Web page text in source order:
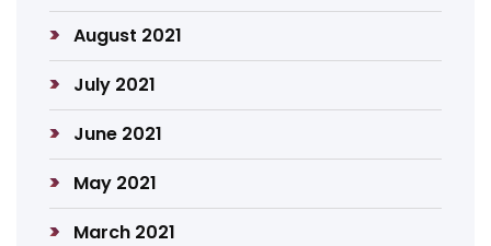
August 2021
July 2021
June 2021
May 2021
March 2021